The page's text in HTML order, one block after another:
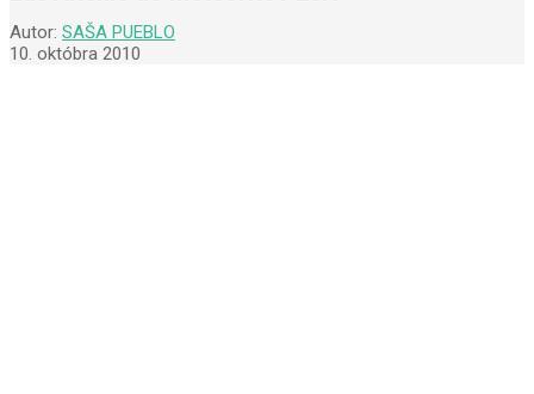
Autor: SAŠA PUEBLO
10. októbra 2010